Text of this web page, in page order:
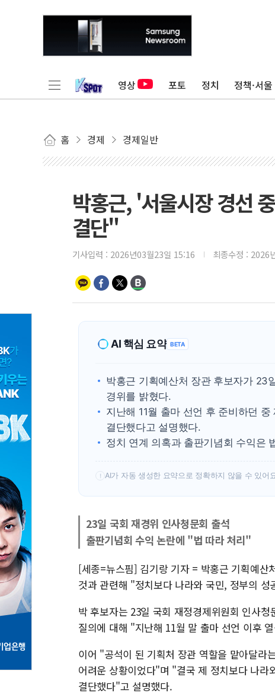
영상 포토 정치 정책·서울
홈 경제 경제일반
박홍근, '서울시장 경선
결단"
기사입력 : 2026년03월23일 15:16 최종수정 : 2026
AI 핵심 요약 BETA
박홍근 기획예산처 장관 후보자가 23
경위를 밝혔다.
지난해 11월 출마 선언 후 준비하던
결단했다고 설명했다.
정치 연계 의혹과 출판기념회 수익은
! AI가 자동 생성한 요약으로 정확하지 않을 수 있어
23일 국회 재경위 인사청문회 출석
출판기념회 수익 논란에 "법 따라 처리"
[세종=뉴스핌] 김기랑 기자 = 박홍근 기획예산
것과 관련해 "정치보다 나라와 국민, 정부의
박 후보자는 23일 국회 재정경제위원회 인사
질의에 대해 "지난해 11월 말 출마 선언 이후
이어 "공석이 된 기획처 장관 역할을 맡아달라
어려운 상황이었다"며 "결국 제 정치보다 나라
결단했다"고 설명했다.